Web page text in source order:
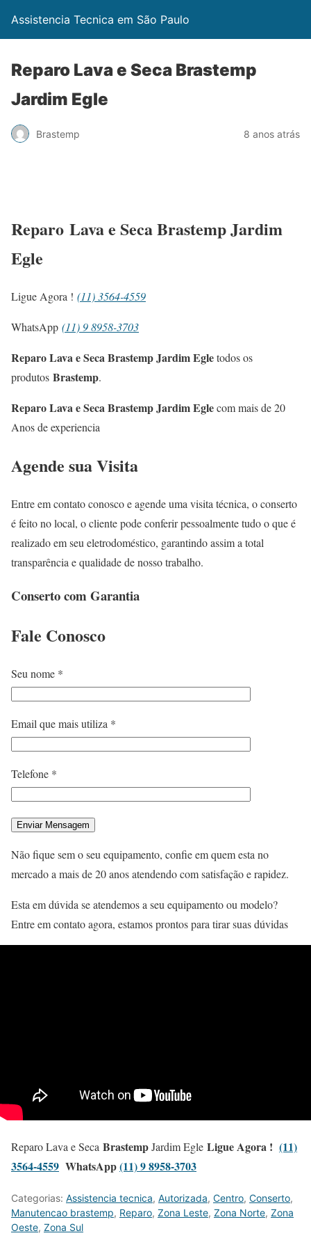
Assistencia Tecnica em São Paulo
Reparo Lava e Seca Brastemp
Jardim Egle
Brastemp 8 anos atrás
Reparo Lava e Seca Brastemp Jardim
Egle
Ligue Agora ! (11) 3564-4559
WhatsApp (11) 9 8958-3703
Reparo Lava e Seca Brastemp Jardim Egletodos os
produtos Brastemp.
Reparo Lava e Seca Brastemp Jardim Eglecom mais de 20
Anos de experiencia
Agende sua Visita
Entre em contato conosco e agende uma visita técnica, o conserto
é feito no local, o cliente pode conferir pessoalmente tudo o que é
realizado em seu eletrodoméstico, garantindo assim a total
transparência e qualidade de nosso trabalho.
Conserto com Garantia
Fale Conosco
Seu nome *
Email que mais utiliza *
Telefone *
Não fique sem o seu equipamento, confie em quem esta no
mercado a mais de 20 anos atendendo com satisfação e rapidez.
Esta em dúvida se atendemos a seu equipamento ou modelo?
Entre em contato agora, estamos prontos para tirar suas dúvidas
Reparo Lava e Seca BrastempJardim Egle Ligue Agora ! (11)
3564-4559 WhatsApp(11) 9 8958-3703
Categorias: Assistencia tecnica, Autorizada, Centro, Conserto,
Manutencao brastemp, Reparo, Zona Leste, Zona Norte, Zona
Oeste, Zona Sul